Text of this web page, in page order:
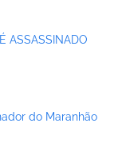
ASSASSINADO
do Maranhão